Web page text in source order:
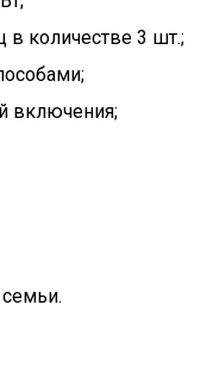
в количестве 3 шт.;
включения;